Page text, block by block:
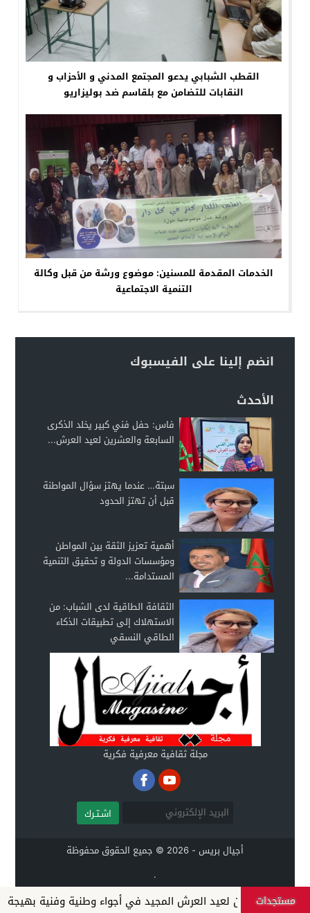
القطب الشبابي يدعو المجتمع المدني و الأحزاب و
النقابات للتضامن مع بلقاسم ضد بوليزاريو
الخدمات المقدمة للمسنين: موضوع ورشة من قبل وكالة
التنمية الاجتماعية
انضم إلينا على الفيسبوك
الأحدث
فاس: حفل فني كبير يخلد الذكرى
السابعة والعشرين لعيد العرش...
سبتة… عندما يهتز سؤال المواطنة
قبل أن تهتز الحدود
أهمية تعزيز الثقة بين المواطن
ومؤسسات الدولة و تحقيق التنمية
المستدامة...
الثقافة الطاقية لدى الشباب: من
الاستهلاك إلى تطبيقات الذكاء
الطاقي النسقي
مجلة ثقافية معرفية فكرية
اشـتـرك
أجيال بريس - 2026 © جميع الحقوق محفوظة
.
مستجداتلعيد العرش المجيد في أجواء وطنية وفنية بهيجة